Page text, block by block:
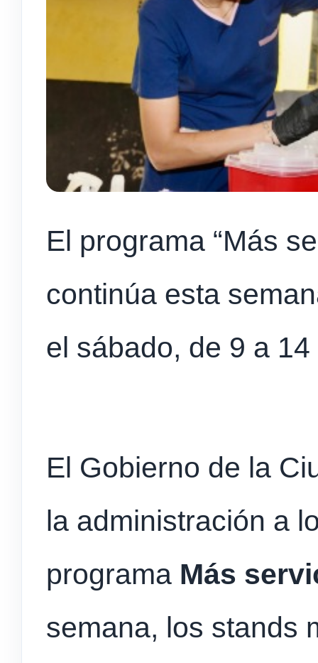
El programa “Más
continúa esta
el sábado, de 9 a
El Gobierno de la
la administración a
programa Más
semana, los stands